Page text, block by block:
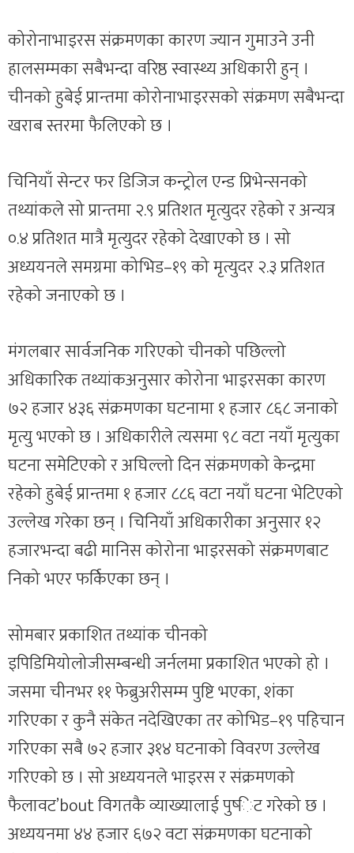
कोरोनाभाइरस संक्रमणका कारण ज्यान गुमाउने उनी
हालसम्मका सबैभन्दा वरिष्ठ स्वास्थ्य अधिकारी हुन् ।
चीनको हुबेई प्रान्तमा कोरोनाभाइरसको संक्रमण सबैभन्दा
खराब स्तरमा फैलिएको छ ।
चिनियाँ सेन्टर फर डिजिज कन्ट्रोल एन्ड प्रिभेन्सनको
तथ्यांकले सो प्रान्तमा २.९ प्रतिशत मृत्युदर रहेको र अन्यत्र
०.४ प्रतिशत मात्रै मृत्युदर रहेको देखाएको छ । सो
अध्ययनले समग्रमा कोभिड–१९ को मृत्युदर २.३ प्रतिशत
रहेको जनाएको छ ।
मंगलबार सार्वजनिक गरिएको चीनको पछिल्लो
अधिकारिक तथ्यांकअनुसार कोरोना भाइरसका कारण
७२ हजार ४३६ संक्रमणका घटनामा १ हजार ८६८ जनाको
मृत्यु भएको छ । अधिकारीले त्यसमा ९८ वटा नयाँ मृत्युका
घटना समेटिएको र अघिल्लो दिन संक्रमणको केन्द्रमा
रहेको हुबेई प्रान्तमा १ हजार ८८६ वटा नयाँ घटना भेटिएको
उल्लेख गरेका छन् । चिनियाँ अधिकारीका अनुसार १२
हजारभन्दा बढी मानिस कोरोना भाइरसको संक्रमणबाट
निको भएर फर्किएका छन् ।
सोमबार प्रकाशित तथ्यांक चीनको
इपिडिमियोलोजीसम्बन्धी जर्नलमा प्रकाशित भएको हो ।
जसमा चीनभर ११ फेब्रुअरीसम्म पुष्टि भएका, शंका
गरिएका र कुनै संकेत नदेखिएका तर कोभिड–१९ पहिचान
गरिएका सबै ७२ हजार ३१४ घटनाको विवरण उल्लेख
गरिएको छ । सो अध्ययनले भाइरस र संक्रमणको
फैलावट’bout विगतकै व्याख्यालाई पुष्‍िट गरेको छ ।
अध्ययनमा ४४ हजार ६७२ वटा संक्रमणका घटनाको